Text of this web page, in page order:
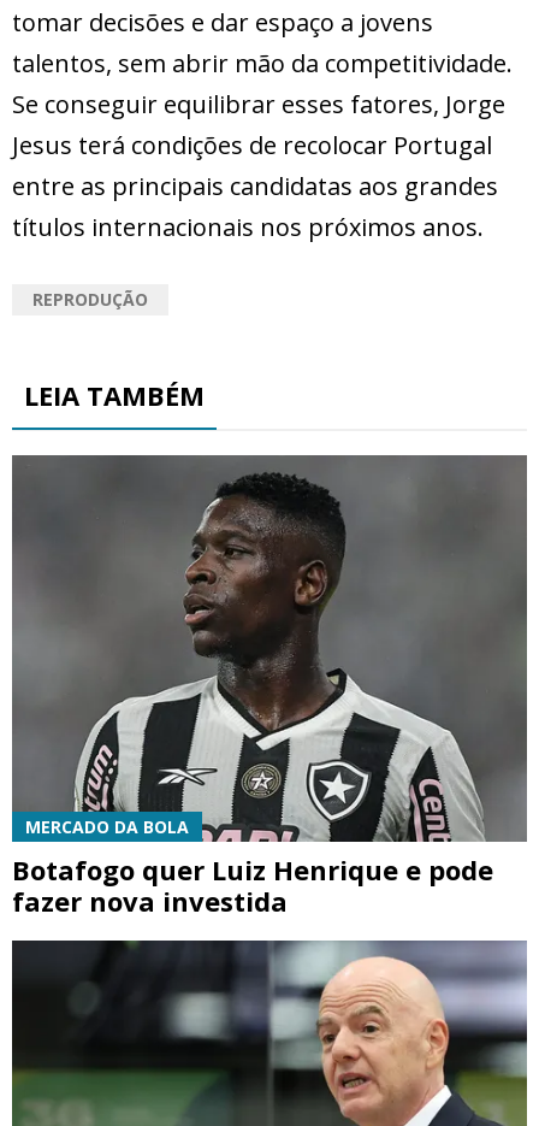
tomar decisões e dar espaço a jovens
talentos, sem abrir mão da competitividade.
Se conseguir equilibrar esses fatores, Jorge
Jesus terá condições de recolocar Portugal
entre as principais candidatas aos grandes
títulos internacionais nos próximos anos.
REPRODUÇÃO
LEIA TAMBÉM
MERCADO DA BOLA
Botafogo quer Luiz Henrique e pode
fazer nova investida